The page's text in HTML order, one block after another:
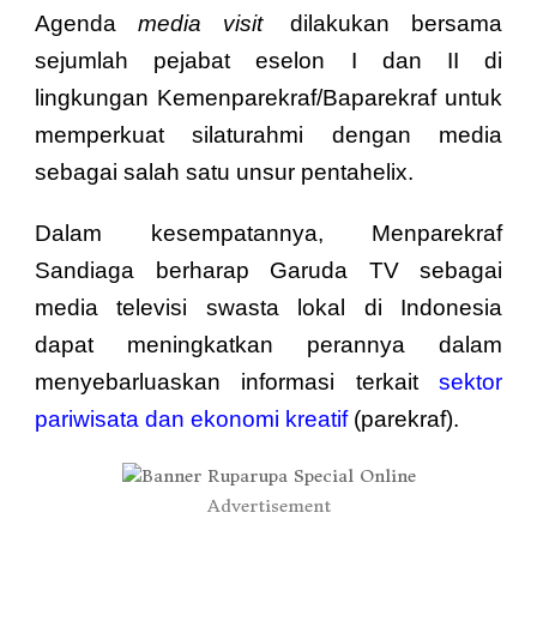
Agenda media visit
dilakukan bersama
sejumlah pejabat eselon I dan II di
lingkungan Kemenparekraf/Baparekraf untuk
memperkuat silaturahmi dengan media
sebagai salah satu unsur pentahelix.
Dalam kesempatannya, Menparekraf
Sandiaga
berharap Garuda TV sebagai
media televisi swasta lokal di Indonesia
dapat meningkatkan perannya dalam
menyebarluaskan informasi terkait sektor
pariwisata dan ekonomi kreatif(parekraf).
Advertisement